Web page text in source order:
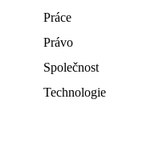
Práce
Právo
Společnost
Technologie